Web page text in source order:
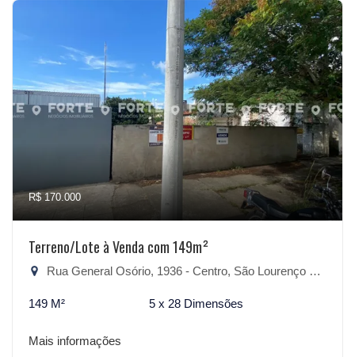
R$ 170.000
Terreno/Lote à Venda com 149m²
Rua General Osório, 1936 - Centro, São Lourenço do Sul-RS
149 M² 5 x 28 Dimensões
Mais informações